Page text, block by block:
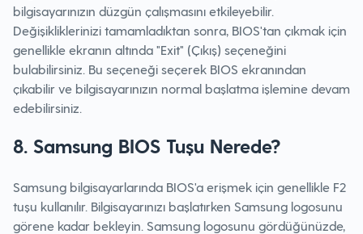
bilgisayarınızın düzgün çalışmasını etkileyebilir.
Değişikliklerinizi tamamladıktan sonra, BIOS'tan çıkmak için
genellikle ekranın altında "Exit" (Çıkış) seçeneğini
bulabilirsiniz. Bu seçeneği seçerek BIOS ekranından
çıkabilir ve bilgisayarınızın normal başlatma işlemine devam
edebilirsiniz.
8. Samsung BIOS Tuşu Nerede?
Samsung bilgisayarlarında BIOS'a erişmek için genellikle F2
tuşu kullanılır. Bilgisayarınızı başlatırken Samsung logosunu
görene kadar bekleyin. Samsung logosunu gördüğünüzde,